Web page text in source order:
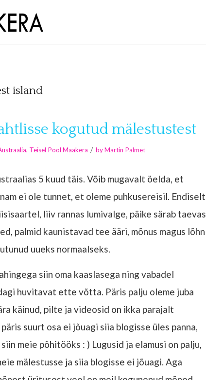
island
kogutud mälestustest
, Teisel Pool Maakera / byMartin Palmet
5 kuud täis. Võib mugavalt öelda, et
ei ole tunnet, et oleme puhkusereisil. Endiselt
liiv rannas lumivalge, päike särab taevas
palmid kaunistavad tee ääri, mõnus magus lõhn
uueks normaalseks.
siin oma kaaslasega ning vabadel
huvitavat ette võtta. Päris palju oleme juba
käinud, pilte ja videosid on ikka parajalt
suurt osa ei jõuagi siia blogisse üles panna,
meie põhitööks : ) Lugusid ja elamusi on palju,
mälestusse ja siia blogisse ei jõuagi. Aga